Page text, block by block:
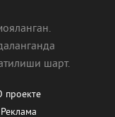
шарт.
проекте
Реклама